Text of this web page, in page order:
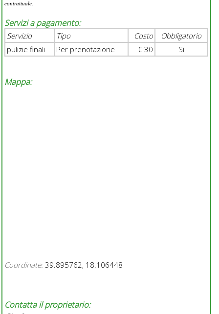
contrattuale.
Servizi a pagamento:
Servizio Tipo Costo
Obbligatorio
pulizie finali
Per prenotazione € 30 Si
Mappa:
Coordinate: 39.895762, 18.106448
Contatta il proprietario: